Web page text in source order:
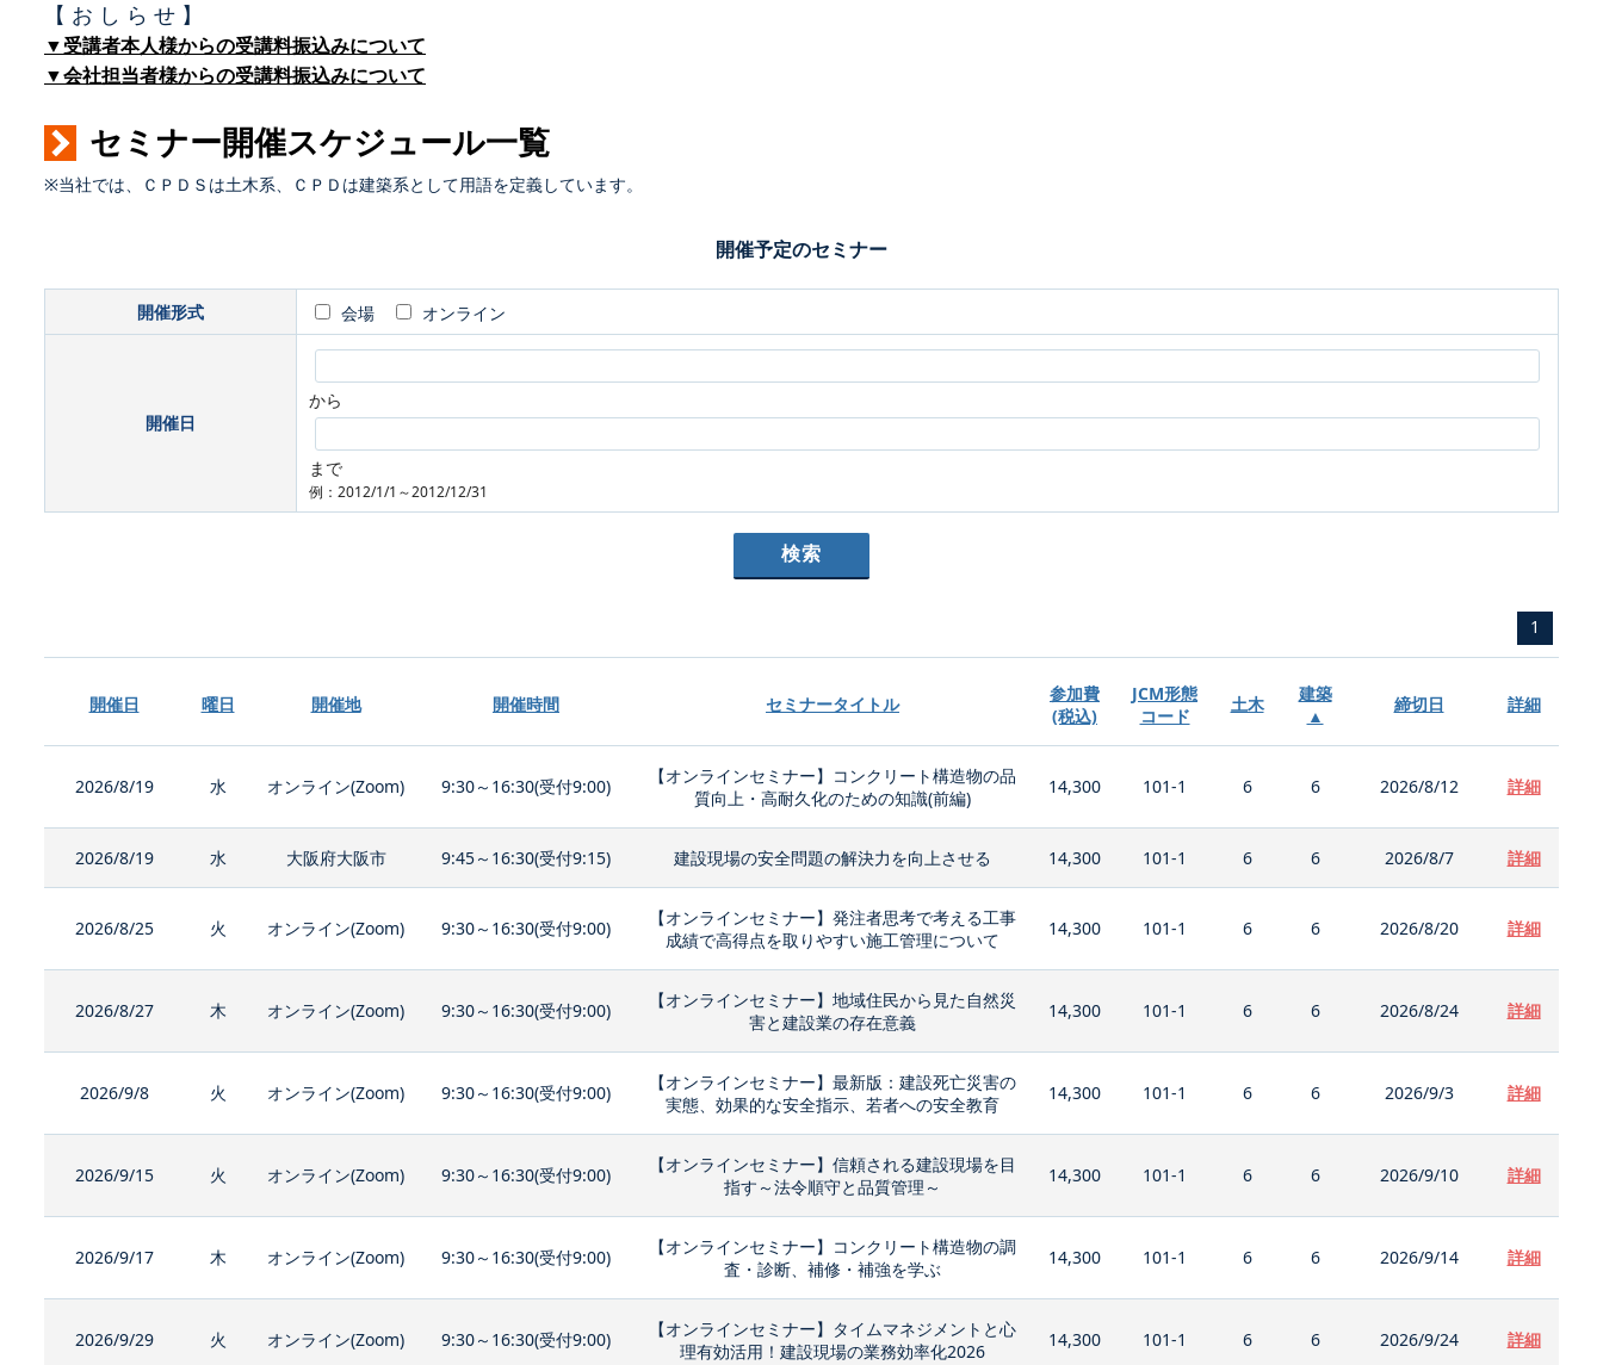
【 お し ら せ 】
▼受講者本人様からの受講料振込みについて
▼会社担当者様からの受講料振込みについて
セミナー開催スケジュール一覧
※当社では、ＣＰＤＳは土木系、ＣＰＤは建築系として用語を定義しています。
開催予定のセミナー
開催形式 会場 オンライン
開催日
から
まで
例：2012/1/1～2012/12/31
1
開催日 曜日 開催地 開催時間 セミナータイトル
参加費
(税込)
JCM形態
コード
土木
建築
▲
締切日 詳細
2026/8/19 水 オンライン(Zoom) 9:30～16:30(受付9:00)
【オンラインセミナー】コンクリート構造物の品
質向上・高耐久化のための知識(前編)
14,300 101-1 6 6 2026/8/12 詳細
2026/8/19 水 大阪府大阪市 9:45～16:30(受付9:15) 建設現場の安全問題の解決力を向上させる 14,300 101-1 6 6 2026/8/7 詳細
2026/8/25 火 オンライン(Zoom) 9:30～16:30(受付9:00)
【オンラインセミナー】発注者思考で考える工事
成績で高得点を取りやすい施工管理について
14,300 101-1 6 6 2026/8/20 詳細
2026/8/27 木 オンライン(Zoom) 9:30～16:30(受付9:00)
【オンラインセミナー】地域住民から見た自然災
害と建設業の存在意義
14,300 101-1 6 6 2026/8/24 詳細
2026/9/8 火 オンライン(Zoom) 9:30～16:30(受付9:00)
【オンラインセミナー】最新版：建設死亡災害の
実態、効果的な安全指示、若者への安全教育
14,300 101-1 6 6 2026/9/3 詳細
2026/9/15 火 オンライン(Zoom) 9:30～16:30(受付9:00)
【オンラインセミナー】信頼される建設現場を目
指す～法令順守と品質管理～
14,300 101-1 6 6 2026/9/10 詳細
2026/9/17 木 オンライン(Zoom) 9:30～16:30(受付9:00)
【オンラインセミナー】コンクリート構造物の調
査・診断、補修・補強を学ぶ
14,300 101-1 6 6 2026/9/14 詳細
2026/9/29 火 オンライン(Zoom) 9:30～16:30(受付9:00)
【オンラインセミナー】タイムマネジメントと心
理有効活用！建設現場の業務効率化2026
14,300 101-1 6 6 2026/9/24 詳細